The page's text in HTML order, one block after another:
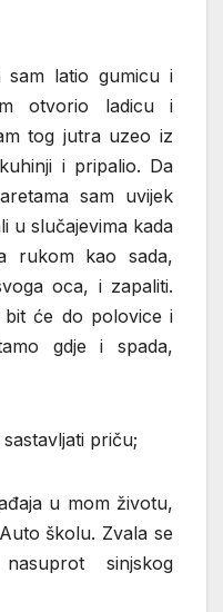
sam latio gumicu i
otvorio ladicu i
tog jutra uzeo iz
i pripalio. Da
sam uvijek
u slučajevima kada
rukom kao sada,
oca, i zapaliti.
bit će do polovice i
gdje i spada,
priču;
u mom životu,
školu. Zvala se
sinjskog